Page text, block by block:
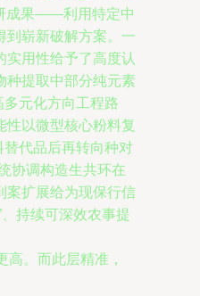
成果——利用特定中
到崭新破解方案。一
用性给予了高度认
种提取中部分纯元素
元化方向工程路
性以微型核心粉料复
代品后再转向种对
协调构造生共环在
案扩展给为现保行信
持续可深效农事提
。而此层精准，